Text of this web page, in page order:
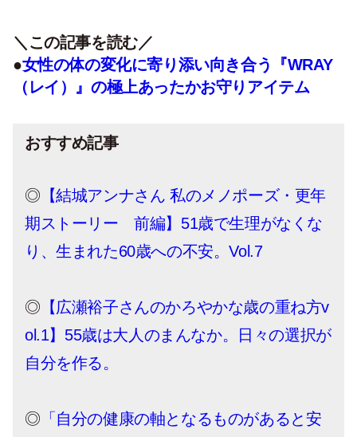
＼この記事を読む／
●女性の体の変化に寄り添い向き合う『WRAY
（レイ）』の極上あったかお守りアイテム
おすすめ記事
◎ 【結城アンナさん 私のメノポーズ・更年
期ストーリー 前編】51歳で生理がなくな
り、生まれた60歳への不安。Vol.7
◎ 【広瀬裕子さんのかろやかな歳の重ね方v
ol.1】55歳は大人のまんなか。日々の選択が
自分を作る。
◎ 「自分の健康の軸となるものがあると安